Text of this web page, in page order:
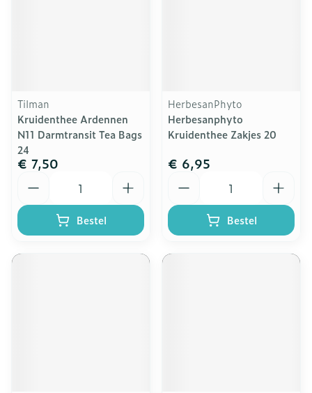
Tilman
Kruidenthee Ardennen
N11 Darmtransit Tea Bags
24
€ 7,50
Bestel
HerbesanPhyto
Herbesanphyto
Kruidenthee Zakjes 20
€ 6,95
Bestel